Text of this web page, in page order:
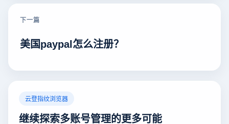
下一篇
美国paypal怎么注册？
云登指纹浏览器
继续探索多账号管理的更多可能